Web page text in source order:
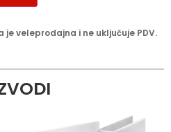
je veleprodajna i ne uključuje PDV.